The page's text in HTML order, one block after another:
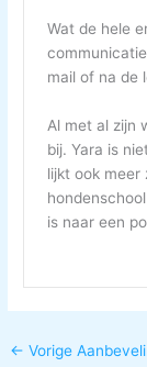
Wat de hele
mail of na de
Al met al zijn
bij. Yara is
lijkt ook meer
is naar een
← Vorige